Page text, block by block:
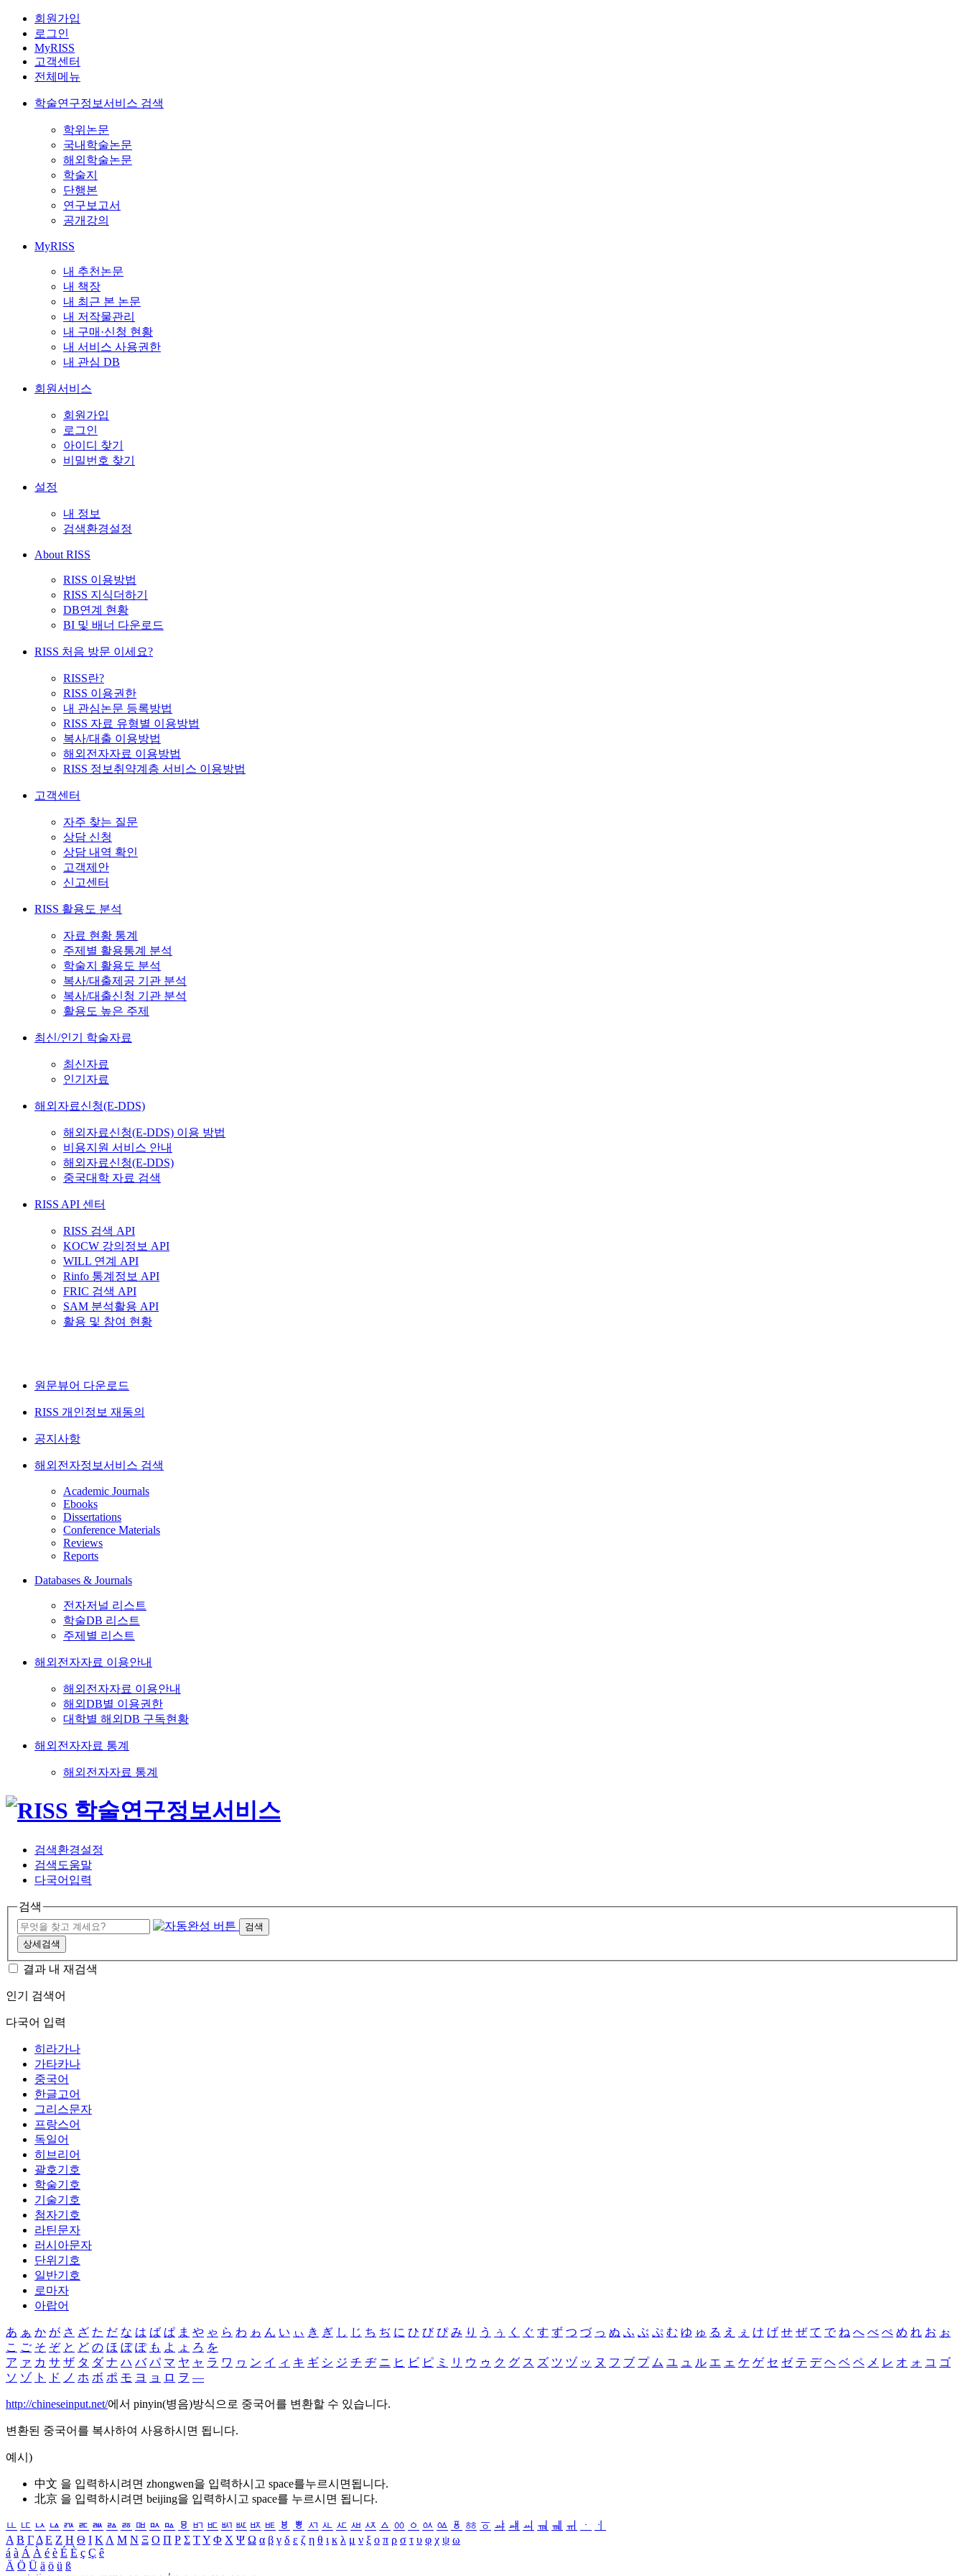
회원가입
로그인
MyRISS
고객센터
전체메뉴
학술연구정보서비스 검색
학위논문
국내학술논문
해외학술논문
학술지
단행본
연구보고서
공개강의
MyRISS
내 추천논문
내 책장
내 최근 본 논문
내 저작물관리
내 구매·신청 현황
내 서비스 사용권한
내 관심 DB
회원서비스
회원가입
로그인
아이디 찾기
비밀번호 찾기
설정
내 정보
검색환경설정
About RISS
RISS 이용방법
RISS 지식더하기
DB연계 현황
BI 및 배너 다운로드
RISS 처음 방문 이세요?
RISS란?
RISS 이용권한
내 관심논문 등록방법
RISS 자료 유형별 이용방법
복사/대출 이용방법
해외전자자료 이용방법
RISS 정보취약계층 서비스 이용방법
고객센터
자주 찾는 질문
상담 신청
상담 내역 확인
고객제안
신고센터
RISS 활용도 분석
자료 현황 통계
주제별 활용통계 분석
학술지 활용도 분석
복사/대출제공 기관 분석
복사/대출신청 기관 분석
활용도 높은 주제
최신/인기 학술자료
최신자료
인기자료
해외자료신청(E-DDS)
해외자료신청(E-DDS) 이용 방법
비용지원 서비스 안내
해외자료신청(E-DDS)
중국대학 자료 검색
RISS API 센터
RISS 검색 API
KOCW 강의정보 API
WILL 연계 API
Rinfo 통계정보 API
FRIC 검색 API
SAM 분석활용 API
활용 및 참여 현황
원문뷰어 다운로드
RISS 개인정보 재동의
공지사항
해외전자정보서비스 검색
Academic Journals
Ebooks
Dissertations
Conference Materials
Reviews
Reports
Databases & Journals
전자저널 리스트
학술DB 리스트
주제별 리스트
해외전자자료 이용안내
해외전자자료 이용안내
해외DB별 이용권한
대학별 해외DB 구독현황
해외전자자료 통계
해외전자자료 통계
검색환경설정
검색도움말
다국어입력
검색
검색
상세검색
결과 내 재검색
인기 검색어
다국어 입력
히라가나
가타카나
중국어
한글고어
그리스문자
프랑스어
독일어
히브리어
괄호기호
학술기호
기술기호
첨자기호
라틴문자
러시아문자
단위기호
일반기호
로마자
아랍어
あ ぁ か が さ ざ た だ な は ば ぱ ま や ゃ ら わ ゎ ん い ぃ き ぎ し じ ち ぢ に ひ び ぴ み り う ぅ く ぐ す ず つ づ っ ぬ ふ ぶ ぷ む ゆ ゅ る え ぇ け げ せ ぜ て で ね へ べ ぺ め れ お ぉ
こ ご そ ぞ と ど の ほ ぼ ぽ も よ ょ ろ を
ア ァ カ サ ザ タ ダ ナ ハ バ パ マ ヤ ャ ラ ワ ヮ ン イ ィ キ ギ シ ジ チ ヂ ニ ヒ ビ ピ ミ リ ウ ゥ ク グ ス ズ ツ ヅ ッ ヌ フ ブ プ ム ユ ュ ル エ ェ ケ ゲ セ ゼ テ デ ヘ ベ ペ メ レ オ ォ コ ゴ
ソ ゾ ト ド ノ ホ ボ ポ モ ヨ ョ ロ ヲ ―
http://chineseinput.net/에서 pinyin(병음)방식으로 중국어를 변환할 수 있습니다.
변환된 중국어를 복사하여 사용하시면 됩니다.
예시)
中文 을 입력하시려면 zhongwen을 입력하시고 space를누르시면됩니다.
北京 을 입력하시려면 beijing을 입력하시고 space를 누르시면 됩니다.
ㅥ ㅦ ㅧ ㅨ ㅩ ㅪ ㅫ ㅬ ㅭ ㅮ ㅯ ㅰ ㅱ ㅲ ㅳ ㅴ ㅵ ㅶ ㅷ ㅸ ㅹ ㅺ ㅻ ㅼ ㅽ ㅾ ㅿ ㆀ ㆁ ㆂ ㆃ ㆄ ㆅ ㆆ ㆇ ㆈ ㆉ ㆊ ㆋ ㆌ ㆍ
ㆎ
Α Β ΓΔ Ε Ζ Η Θ Ι ΚΛ Μ Ν Ξ Ο Π Ρ Σ ΤΥ Φ Χ Ψ Ω α β γ δ ε ζ η θ ι κ λ μ ν ξ ο π ρ σ τ υ φ χ ψ ω
á à Á À é è É È ç Ç ê
Ä Ö Ü ä ö ü ß